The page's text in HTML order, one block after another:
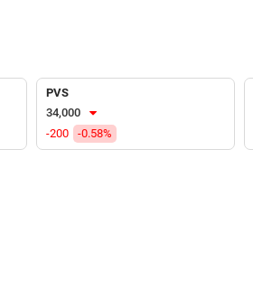
PVS
34,000
-200
-0.58%